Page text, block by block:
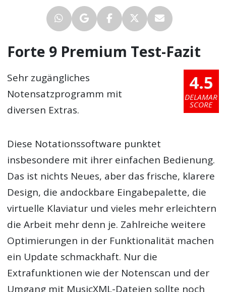
Forte 9 Premium Test-Fazit
4.5
DELAMAR
SCORE
Sehr zugängliches
Notensatzprogramm mit
diversen Extras.
Diese Notationssoftware punktet
insbesondere mit ihrer einfachen Bedienung.
Das ist nichts Neues, aber das frische, klarere
Design, die andockbare Eingabepalette, die
virtuelle Klaviatur und vieles mehr erleichtern
die Arbeit mehr denn je. Zahlreiche weitere
Optimierungen in der Funktionalität machen
ein Update schmackhaft. Nur die
Extrafunktionen wie der Notenscan und der
Umgang mit MusicXML-Dateien sollte noch